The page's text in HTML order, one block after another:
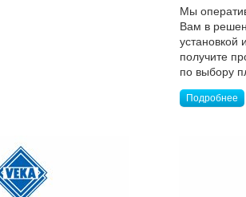
Мы
Вам в
установкой
получите
по выбору
Подробнее